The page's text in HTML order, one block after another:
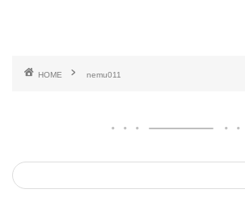
HOME nemu011